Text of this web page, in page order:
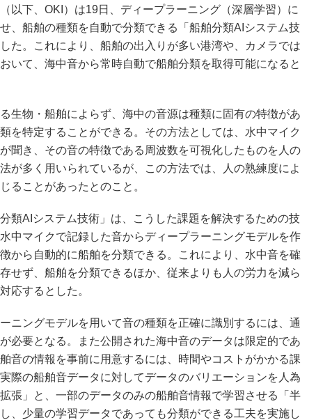
以下、OKI）は19日、ディープラーニング（深層学習）に
、船舶の種類を自動で分類できる「船舶分類AIシステム技
た。これにより、船舶の出入りが多い港湾や、カメラでは
いて、海中音から常時自動で船舶分類を取得可能になると
生物・船舶によらず、海中の音源は種類に固有の特徴があ
を特定することができる。その方法としては、水中マイク
聞き、その音の特徴である周波数を可視化したものを人の
が多く用いられているが、この方法では、人の熟練度によ
ることがあったとのこと。
類AIシステム技術」は、こうした課題を解決するための技
中マイクで記録した音からディープラーニングモデルを作
から自動的に船舶を分類できる。これにより、水中音を確
せず、船舶を分類できるほか、従来よりも人の労力を減ら
応するとした。
ニングモデルを用いて音の種類を正確に識別するには、通
必要となる。また公開された海中音のデータは限定的であ
音の情報を事前に用意するには、時間やコストがかかる課
際の船舶音データに対してデータのバリエーションを人為
張」と、一部のデータのみの船舶音情報で学習させる「半
、少量の学習データであっても分類ができる工夫を実施し